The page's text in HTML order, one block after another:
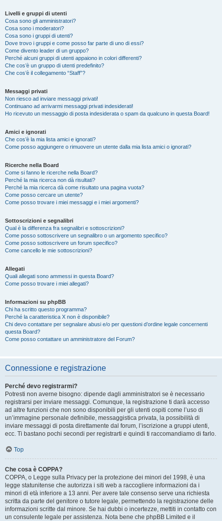
Livelli e gruppi di utenti
Cosa sono gli amministratori?
Cosa sono i moderatori?
Cosa sono i gruppi di utenti?
Dove trovo i gruppi e come posso far parte di uno di essi?
Come divento leader di un gruppo?
Perché alcuni gruppi di utenti appaiono in colori differenti?
Che cos’è un gruppo di utenti predefinito?
Che cos’è il collegamento “Staff”?
Messaggi privati
Non riesco ad inviare messaggi privati!
Continuano ad arrivarmi messaggi privati indesiderati!
Ho ricevuto un messaggio di posta indesiderata o spam da qualcuno in questa Board!
Amici e ignorati
Che cos’è la mia lista amici e ignorati?
Come posso aggiungere o rimuovere un utente dalla mia lista amici o ignorati?
Ricerche nella Board
Come si fanno le ricerche nella Board?
Perché la mia ricerca non dà risultati?
Perché la mia ricerca dà come risultato una pagina vuota?
Come posso cercare un utente?
Come posso trovare i miei messaggi e i miei argomenti?
Sottoscrizioni e segnalibri
Qual è la differenza fra segnalibri e sottoscrizioni?
Come posso sottoscrivere un segnalibro o un argomento specifico?
Come posso sottoscrivere un forum specifico?
Come cancello le mie sottoscrizioni?
Allegati
Quali allegati sono ammessi in questa Board?
Come posso trovare i miei allegati?
Informazioni su phpBB
Chi ha scritto questo programma?
Perché la caratteristica X non è disponibile?
Chi devo contattare per segnalare abusi e/o per questioni d’ordine legale concernenti
questa Board?
Come posso contattare un amministratore del Forum?
Connessione e registrazione
Perché devo registrarmi?
Potresti non averne bisogno: dipende dagli amministratori se è necessario
registrarsi per inviare messaggi. Comunque, la registrazione ti darà accesso
ad altre funzioni che non sono disponibili per gli utenti ospiti come l’uso di
un’immagine personale definibile, messaggistica privata, la possibilità di
inviare messaggi di posta direttamente dal forum, l’iscrizione a gruppi utenti,
ecc. Ti bastano pochi secondi per registrarti e quindi ti raccomandiamo di farlo.
Top
Che cosa è COPPA?
COPPA, o Legge sulla Privacy per la protezione dei minori del 1998, è una
legge statunitense che autorizza i siti web a raccogliere informazioni da i
minori di età inferiore a 13 anni. Per avere tale consenso serve una richiesta
scritta da parte del genitore o tutore legale, permettendo la registrazione delle
informazioni scritte dal minore. Se hai dubbi o incertezze, mettiti in contatto con
un consulente legale per assistenza. Nota bene che phpBB Limited e il